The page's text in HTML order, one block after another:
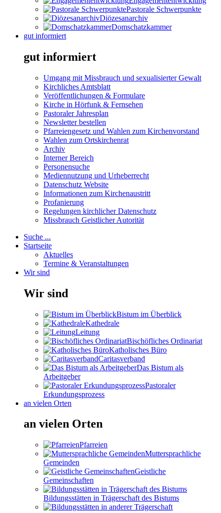
Pastorale Schwerpunkte
Diözesanarchiv
Domschatzkammer
gut informiert
gut informiert
Umgang mit Missbrauch und sexualisierter Gewalt
Kirchliches Amtsblatt
Veröffentlichungen & Formulare
Kirche in Hörfunk & Fernsehen
Pastoraler Jahresplan
Newsletter bestellen
Pfarreiengesetz und Wahlen zum Kirchenvorstand
Wahlen zum Ortskirchenrat
Archiv
Interner Bereich
Personensuche
Mediennutzung und Urheberrecht
Datenschutz Website
Informationen zum Kirchenaustritt
Profanierung
Regelungen kirchlicher Datenschutz
Missbrauch Geistlicher Autorität
Suche ...
Startseite
Aktuelles
Termine & Veranstaltungen
Wir sind
Wir sind
Bistum im Überblick
Kathedrale
Leitung
Bischöfliches Ordinariat
Katholisches Büro
Caritasverband
Das Bistum als
Arbeitgeber
Pastoraler
Erkundungsprozess
an vielen Orten
an vielen Orten
Pfarreien
Muttersprachliche
Gemeinden
Geistliche
Gemeinschaften
Bildungsstätten in Trägerschaft des Bistums